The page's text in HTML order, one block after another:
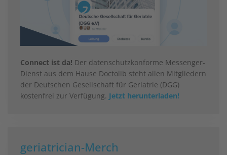
Connect ist da! Der datenschutzkonforme Messenger-
Dienst aus dem Hause Doctolib steht allen Mitgliedern
der Deutschen Gesellschaft für Geriatrie (DGG)
kostenfrei zur Verfügung. Jetzt herunterladen!
geriatrician-Merch